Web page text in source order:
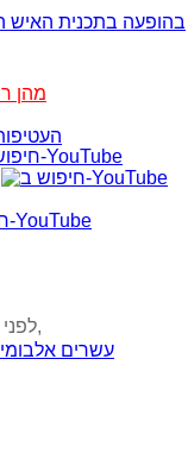
מהן
עשרים
,